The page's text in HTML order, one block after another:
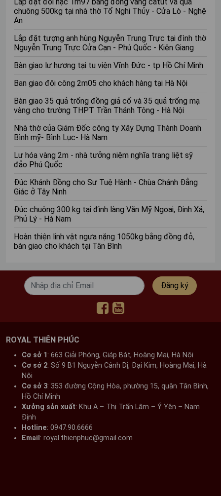
chuông 500kg tại nhà thờ Tổ Nghi Thủy - Cửa Lò - Nghệ
An
Lắp đặt tượng anh hùng Nguyễn Trung Trực tại đình thờ
Nguyễn Trung Trực Cửa Cạn - Phú Quốc - Kiên Giang
Bàn giao lư hương tại tu viện Vĩnh Đức - tp Hồ Chí Minh
Ban giao đôi công 2m05 cho khách hàng tại Hà Nội
Bàn giao 35 quả trống đồng giả cổ và 35 quả trống mạ
vàng cho trường THPT Trần Thánh Tông - Hà Nội
Nhà thờ của Giám Đốc công ty Xây Dựng Thành Doanh
Bình mỹ- Bình Lục- Hà Nam
Lư hóa vàng 2m - nhà tưởng niệm nghĩa trang liệt sỹ
đảo Phú Quốc
Đúc Khánh Đồng cho Sư Tuệ Hành - Chùa Chánh Đẳng
Giác ở Tây Ninh
Đúc chuông 300 kg tại đình làng Văn Mỹ Ngoại, Đinh Xá,
Phủ Lý - Hà Nam
Hoàn thiện linh vật ngựa nặng 1050kg bằng đồng đỏ,
bàn giao cho khách tại Tân Bình
Đăng ký
ROYAL THIÊN PHÚC
Cơ sở 1 : 663 Giải Phóng, Giáp Bát, Hoàng Mai, Hà Nội​
Cơ sở 2: Số 9 B1 Nguyễn Cảnh Dị, Đại Kim, Hoàng Mai, Hà
Nội​
Cơ sở 3: 353 đường Cộng Hòa, phường 15, quận Tân Bình,
Hồ Chí Minh
Xưởng sản xuất: Khu A – Thị Trấn Lâm – Ý Yên – Nam
Định​
Hotline: 0947.90.6666
Email : royal.thienphuc@gmail.com